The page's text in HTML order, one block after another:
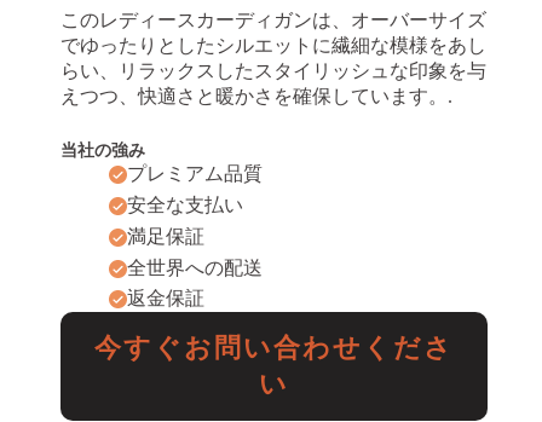
このレディースカーディガンは、オーバーサイズ
でゆったりとしたシルエットに繊細な模様をあし
らい、リラックスしたスタイリッシュな印象を与
えつつ、快適さと暖かさを確保しています。.
当社の強み
プレミアム品質
安全な支払い
満足保証
全世界への配送
返金保証
今すぐお問い合わせくださ
い